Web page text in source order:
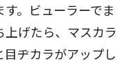
。ビューラーでま
げたら、マスカラ
ヂカラがアップし